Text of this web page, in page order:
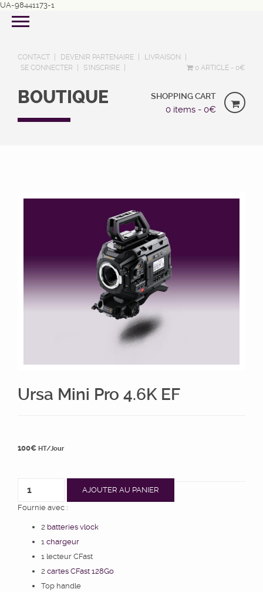
UA-98441173-1
CONTACT DEVENIR PARTENAIRE
LIVRAISON
SE CONNECTER
S’INSCRIRE 0 ARTICLE 0€
BOUTIQUE SHOPPING CART
0 items - 0€
Ursa Mini Pro 4.6K EF
100€ HT/Jour
AJOUTER AU PANIER
Fournie avec :
2 batteries vlock
1 chargeur
1 lecteur CFast
2 cartes CFast 128Go
Top handle